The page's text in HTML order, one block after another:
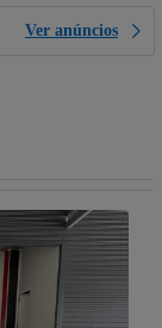
Ver anúncios